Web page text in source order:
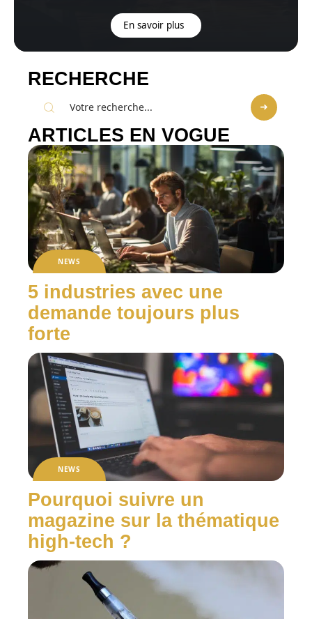
En savoir plus
RECHERCHE
ARTICLES EN VOGUE
NEWS
5 industries avec une
demande toujours plus
forte
NEWS
Pourquoi suivre un
magazine sur la thématique
high-tech ?